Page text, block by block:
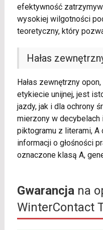
efektywność
wysokiej wilgotności
teoretyczny, który
Hałas
Hałas zewnętrzny
etykiecie unijnej, jest
jazdy, jak i dla ochrony
mierzony w
piktogramu z literami, A
informacji o głośności
oznaczone klasą A,
Gwarancjana
WinterContact